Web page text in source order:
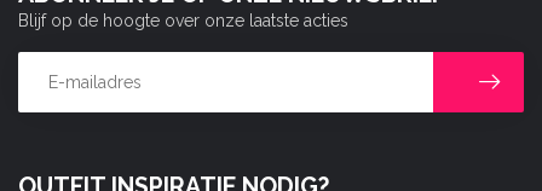
Blijf op de hoogte over onze laatste acties